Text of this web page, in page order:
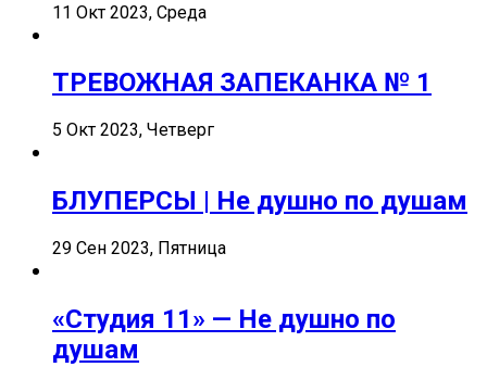
11 Окт 2023, Среда
ТРЕВОЖНАЯ ЗАПЕКАНКА № 1
5 Окт 2023, Четверг
БЛУПЕРСЫ | Не душно по душам
29 Сен 2023, Пятница
«Студия 11» — Не душно по
душам